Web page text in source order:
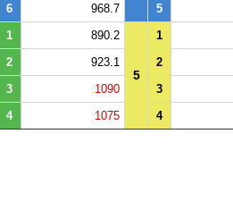
6 968.7 5
1 890.2
5
1
2 923.1 2
3 1090 3
4 1075 4